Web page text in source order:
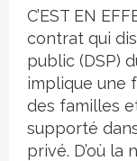
C’EST EN
contrat qui
public (DSP)
implique une
des familles
supporté
privé. D’où